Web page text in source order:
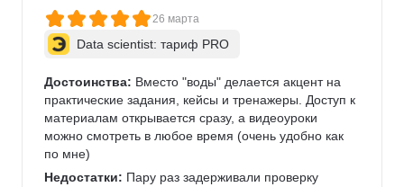
26 марта
Data scientist: тариф PRO
Достоинства: Вместо "воды" делается акцент на
практические задания, кейсы и тренажеры. Доступ к
материалам открывается сразу, а видеоуроки
можно смотреть в любое время (очень удобно как
по мне)
Недостатки: Пару раз задерживали проверку